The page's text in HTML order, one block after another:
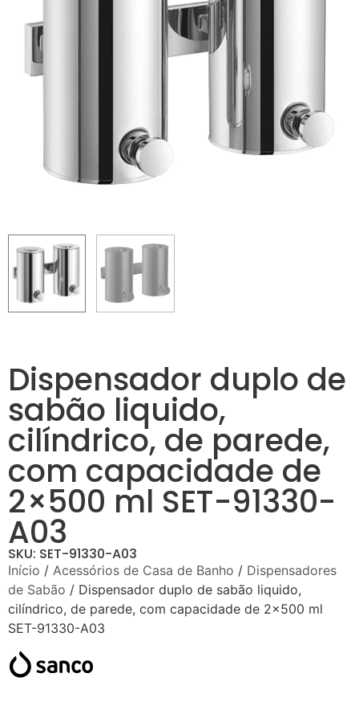
Dispensador duplo de
sabão liquido,
cilíndrico, de parede,
com capacidade de
2×500 ml SET-91330-
A03
SKU: SET-91330-A03
Início / Acessórios de Casa de Banho / Dispensadores
de Sabão / Dispensador duplo de sabão liquido,
cilíndrico, de parede, com capacidade de 2×500 ml
SET-91330-A03